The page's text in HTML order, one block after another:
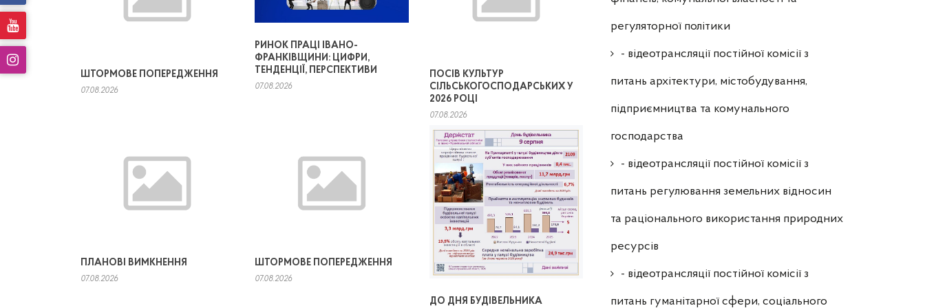
регуляторної політики
- відеотрансляції постійної комісії з
питань архітектури, містобудування,
підприємництва та комунального
господарства
- відеотрансляції постійної комісії з
питань регулювання земельних відносин
та раціонального використання природних
ресурсів
- відеотрансляції постійної комісії з
питань гуманітарної сфери, соціального
ШТОРМОВЕ ПОПЕРЕДЖЕННЯ
07.08.2026
РИНОК ПРАЦІ ІВАНО-
ФРАНКІВЩИНИ: ЦИФРИ,
ТЕНДЕНЦІЇ, ПЕРСПЕКТИВИ
07.08.2026
ПОСІВ КУЛЬТУР
СІЛЬСЬКОГОСПОДАРСЬКИХ У
2026 РОЦІ
07.08.2026
ПЛАНОВІ ВИМКНЕННЯ
07.08.2026
ШТОРМОВЕ ПОПЕРЕДЖЕННЯ
07.08.2026
ДО ДНЯ БУДІВЕЛЬНИКА